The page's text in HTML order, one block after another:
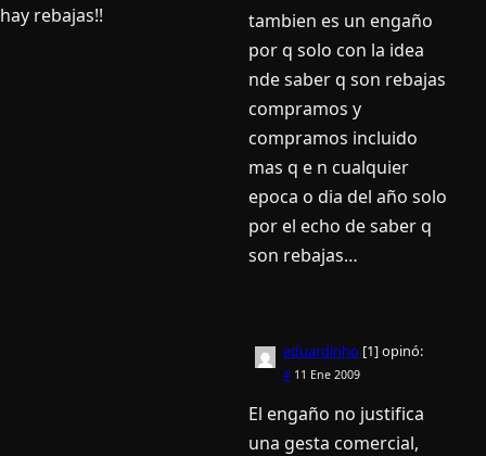
hay rebajas!!
tambien es un engaño
por q solo con la idea
nde saber q son rebajas
compramos y
compramos incluido
mas q e n cualquier
epoca o dia del año solo
por el echo de saber q
son rebajas…
eduardinho [1]opinó:
#11 Ene 2009
El engaño no justifica
una gesta comercial,